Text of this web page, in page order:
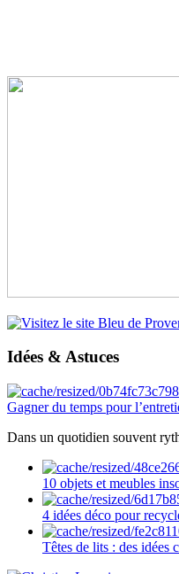
Idées & Astuces
Gagner du temps pour
Dans un quotidien souvent
10 objets et meubles
4 idées déco pour
Têtes de lits : des idées